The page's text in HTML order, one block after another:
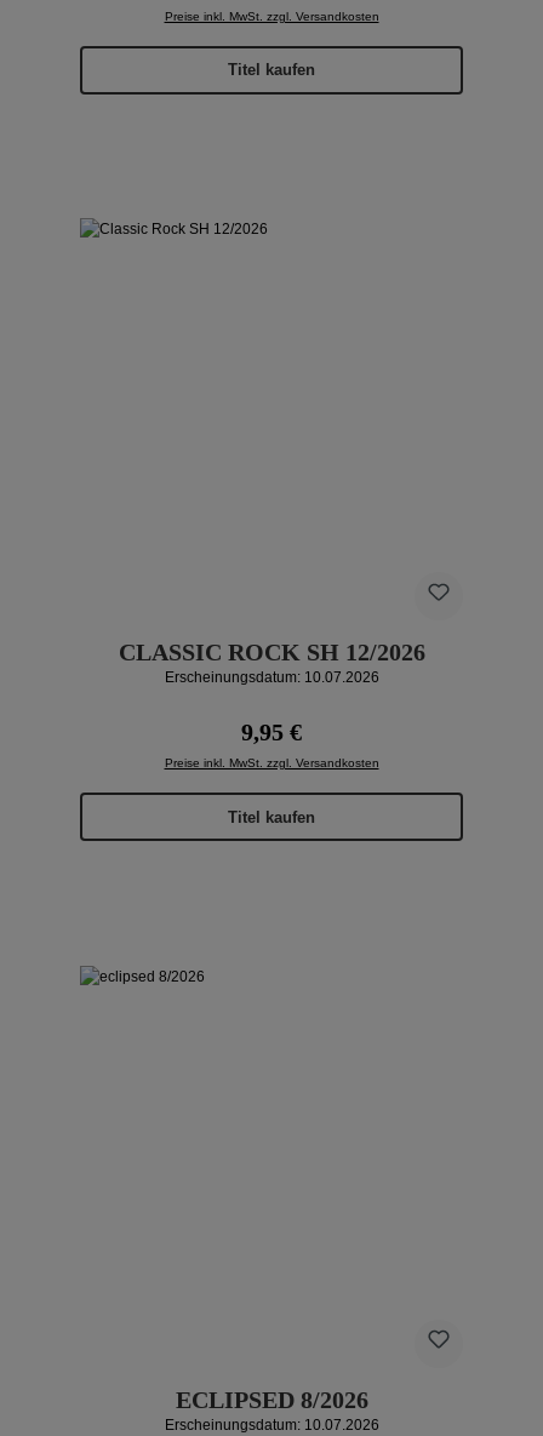
Preise inkl. MwSt. zzgl. Versandkosten
Titel kaufen
CLASSIC ROCK SH 12/2026
Erscheinungsdatum: 10.07.2026
Regulärer Preis:
9,95 €
Preise inkl. MwSt. zzgl. Versandkosten
Titel kaufen
ECLIPSED 8/2026
Erscheinungsdatum: 10.07.2026